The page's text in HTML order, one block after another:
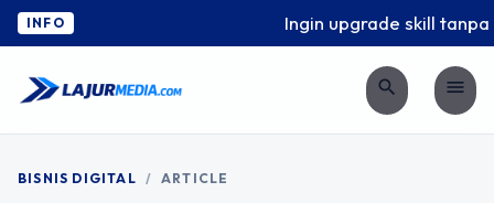
INFO Ingin upgrade skill tanpa
search menu
BISNIS DIGITAL / ARTICLE